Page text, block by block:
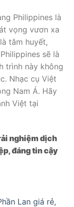
Philippines là
vọng vươn xa
tâm huyết,
sẽ là
trình này không
Nhạc cụ Việt
Nam Á. Hãy
Việt tại
nghiệm dịch
đáng tin cậy
Lan giá rẻ,